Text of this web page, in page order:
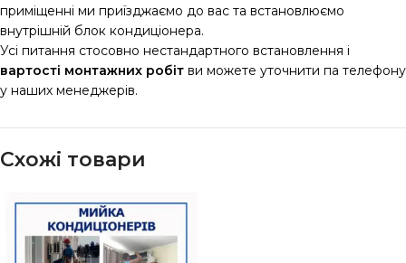
приміщенні ми приїзджаємо до вас та встановлюємо
внутрішній блок кондиціонера.
Усі питання стосовно нестандартного встановлення і
вартості монтажних робіт ви можете уточнити па телефону
у наших менеджерів.
Схожі товари